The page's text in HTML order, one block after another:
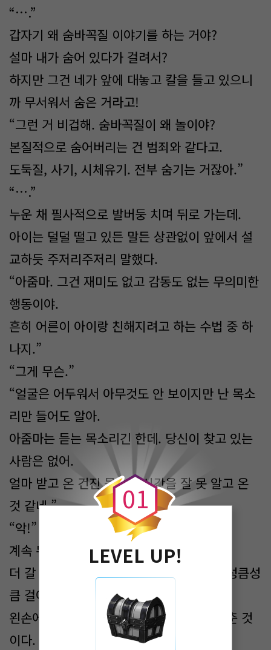
“….”
갑자기 왜 숨바꼭질 이야기를 하는 거야?
설마 내가 숨어 있다가 걸려서?
하지만 그건 네가 앞에 대놓고 칼을 들고 있으니
까 무서워서 숨은 거라고!
“그런 거 비겁해. 숨바꼭질이 왜 놀이야?
본질적으로 숨어버리는 건 범죄와 같다고.
도둑질, 사기, 시체유기. 전부 숨기는 거잖아.”
“….”
누운 채 필사적으로 발버둥 치며 뒤로 가는데.
아이는 덜덜 떨고 있든 말든 상관없이 앞에서 설
교하듯 주저리주저리 말했다.
“아줌마. 그건 재미도 없고 감동도 없는 무의미한
행동이야.
흔히 어른이 아이랑 친해지려고 하는 수법 중 하
나지.”
“그게 무슨.”
“얼굴은 어두워서 아무것도 안 보이지만 난 목소
리만 들어도 알아.
아줌마는 듣는 목소리긴 한데. 당신이 찾고 있는
사람은 없어.
얼마 받고 온 건진 몰라도 시간을 잘 못 알고 온
것 같네.”
“악!”
계속 뒤로 가다 정수리가 벽과 맞닿았고.
더 갈 곳이 없어 안절부절못하는데 아이가 성큼성
큼 걸어와 빛을 뿜었다.
왼손에 들고 있던 손전등을 켜서 얼굴에 비춘 것
이다.
0
0
1
LEVEL UP!